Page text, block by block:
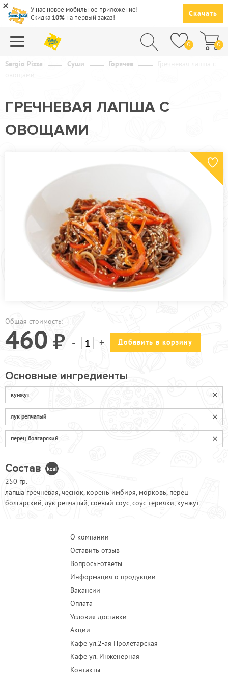
У нас новое мобильное приложение!
Скидка 10% на первый заказ! Скачать
0 0
САЛАТЫ
НАПИТКИ
ДЕСЕРТЫ
ПРОЧЕЕ
КАФЕ УЛ.2-АЯ ПРОЛЕТАРСКАЯ
КАФЕ УЛ. ИНЖЕНЕРНАЯ
АКЦИИ
Sergio Pizza Суши Горячее
ГРЕЧНЕВАЯ ЛАПША С
ОВОЩАМИ
Общая стоимость:
460 - + Добавить в корзину
Основные ингредиенты
кунжут
лук репчатый
перец болгарский
Состав
250 гр.
лапша гречневая, чеснок, корень имбиря, морковь, перец
болгарский, лук репчатый, соевый соус, соус терияки, кунжут
О компании
Оставить отзыв
Вопросы-ответы
Информация о продукции
Вакансии
Оплата
Условия доставки
Акции
Кафе ул.2-ая Пролетарская
Кафе ул. Инженерная
Контакты